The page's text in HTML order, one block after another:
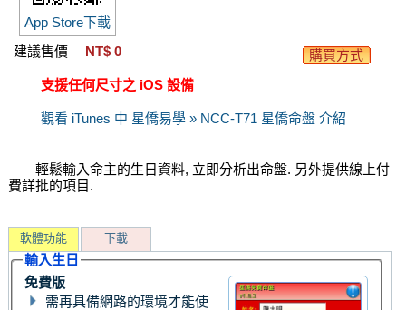
App Store下載
建議售價
NT$ 0
購買方式
支援任何尺寸之 iOS 設備
觀看 iTunes 中 星僑易學 » NCC-T71 星僑命盤 介紹
輕鬆輸入命主的生日資料, 立即分析出命盤. 另外提供線上付
費詳批的項目.
軟體功能 下載
輸入生日
免費版
需再具備網路的環境才能使